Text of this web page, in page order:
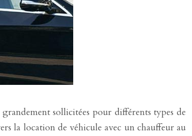
sollicitées pour différents types de
la location de véhicule avec un chauffeur au